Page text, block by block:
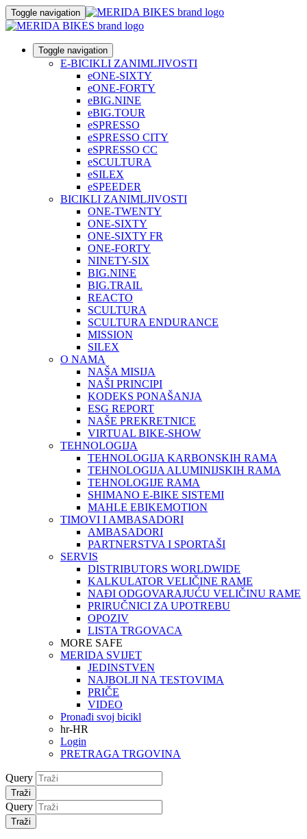
Toggle navigation
Toggle navigation
E-BICIKLI ZANIMLJIVOSTI
eONE-SIXTY
eONE-FORTY
eBIG.NINE
eBIG.TOUR
eSPRESSO
eSPRESSO CITY
eSPRESSO CC
eSCULTURA
eSILEX
eSPEEDER
BICIKLI ZANIMLJIVOSTI
ONE-TWENTY
ONE-SIXTY
ONE-SIXTY FR
ONE-FORTY
NINETY-SIX
BIG.NINE
BIG.TRAIL
REACTO
SCULTURA
SCULTURA ENDURANCE
MISSION
SILEX
O NAMA
NAŠA MISIJA
NAŠI PRINCIPI
KODEKS PONAŠANJA
ESG REPORT
NAŠE PREKRETNICE
VIRTUAL BIKE-SHOW
TEHNOLOGIJA
TEHNOLOGIJA KARBONSKIH RAMA
TEHNOLOGIJA ALUMINIJSKIH RAMA
TEHNOLOGIJE RAMA
SHIMANO E-BIKE SISTEMI
MAHLE EBIKEMOTION
TIMOVI I AMBASADORI
AMBASADORI
PARTNERSTVA I SPORTAŠI
SERVIS
DISTRIBUTORS WORLDWIDE
KALKULATOR VELIČINE RAME
NAĐI ODGOVARAJUĆU VELIČINU RAME
PRIRUČNICI ZA UPOTREBU
OPOZIV
LISTA TRGOVACA
MORE SAFE
MERIDA SVIJET
JEDINSTVEN
NAJBOLJI NA TESTOVIMA
PRIČE
VIDEO
Pronađi svoj bicikl
hr-HR
Login
PRETRAGA TRGOVINA
Query
Traži
Query
Traži